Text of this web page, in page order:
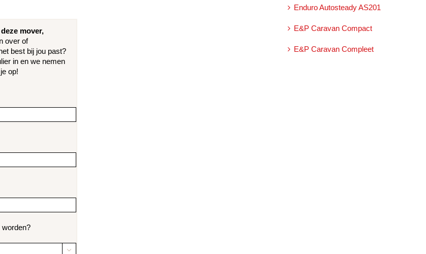
mover,
over of
best bij jou past?
in en we nemen
op!
worden?

Enduro Autosteady AS201
E&P Caravan Compact
E&P Caravan Compleet